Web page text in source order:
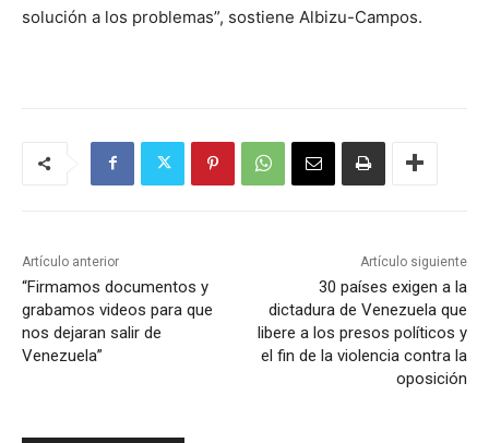
solución a los problemas”, sostiene Albizu-Campos.
Artículo anterior
“Firmamos documentos y
grabamos videos para que
nos dejaran salir de
Venezuela”
Artículo siguiente
30 países exigen a la
dictadura de Venezuela que
libere a los presos políticos y
el fin de la violencia contra la
oposición